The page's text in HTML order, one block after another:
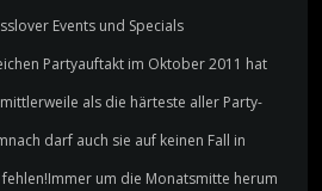
Events und Specials
Partyauftakt im Oktober 2011 hat
als die härteste aller Party-
darf auch sie auf keinen Fall in
um die Monatsmitte herum